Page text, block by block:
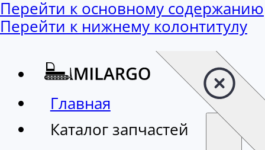
Перейти к основному содержанию
Перейти к нижнему колонтитулу
Главная
Каталог запчастей